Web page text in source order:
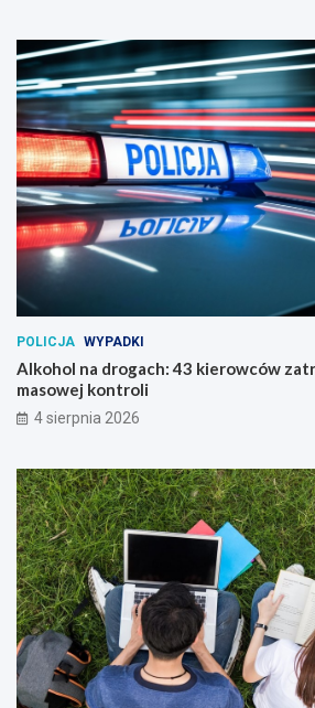
POLICJA WYPADKI
Alkohol na drogach: 43 kierowców
masowej kontroli
4 sierpnia 2026